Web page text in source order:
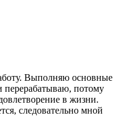
Выполняю основные
перерабатываю, потому
в жизни.
следовательно мной